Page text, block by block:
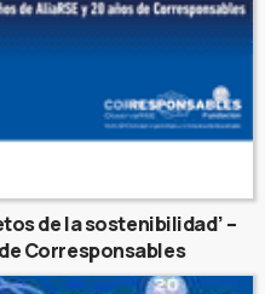
de la sostenibilidad’ –
de Corresponsables